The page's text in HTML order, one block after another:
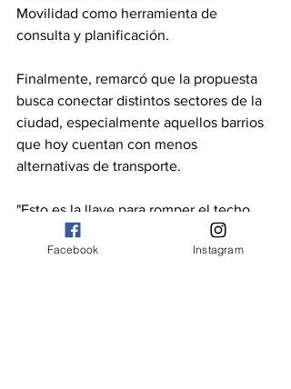
Movilidad como herramienta de
consulta y planificación.
Finalmente, remarcó que la propuesta
busca conectar distintos sectores de la
ciudad, especialmente aquellos barrios
que hoy cuentan con menos
alternativas de transporte.
"Esto es la llave para romper el techo.
Lo podemos tener; otras ciudades lo
implementaron. Es repensar nuestra
Facebook Instagram